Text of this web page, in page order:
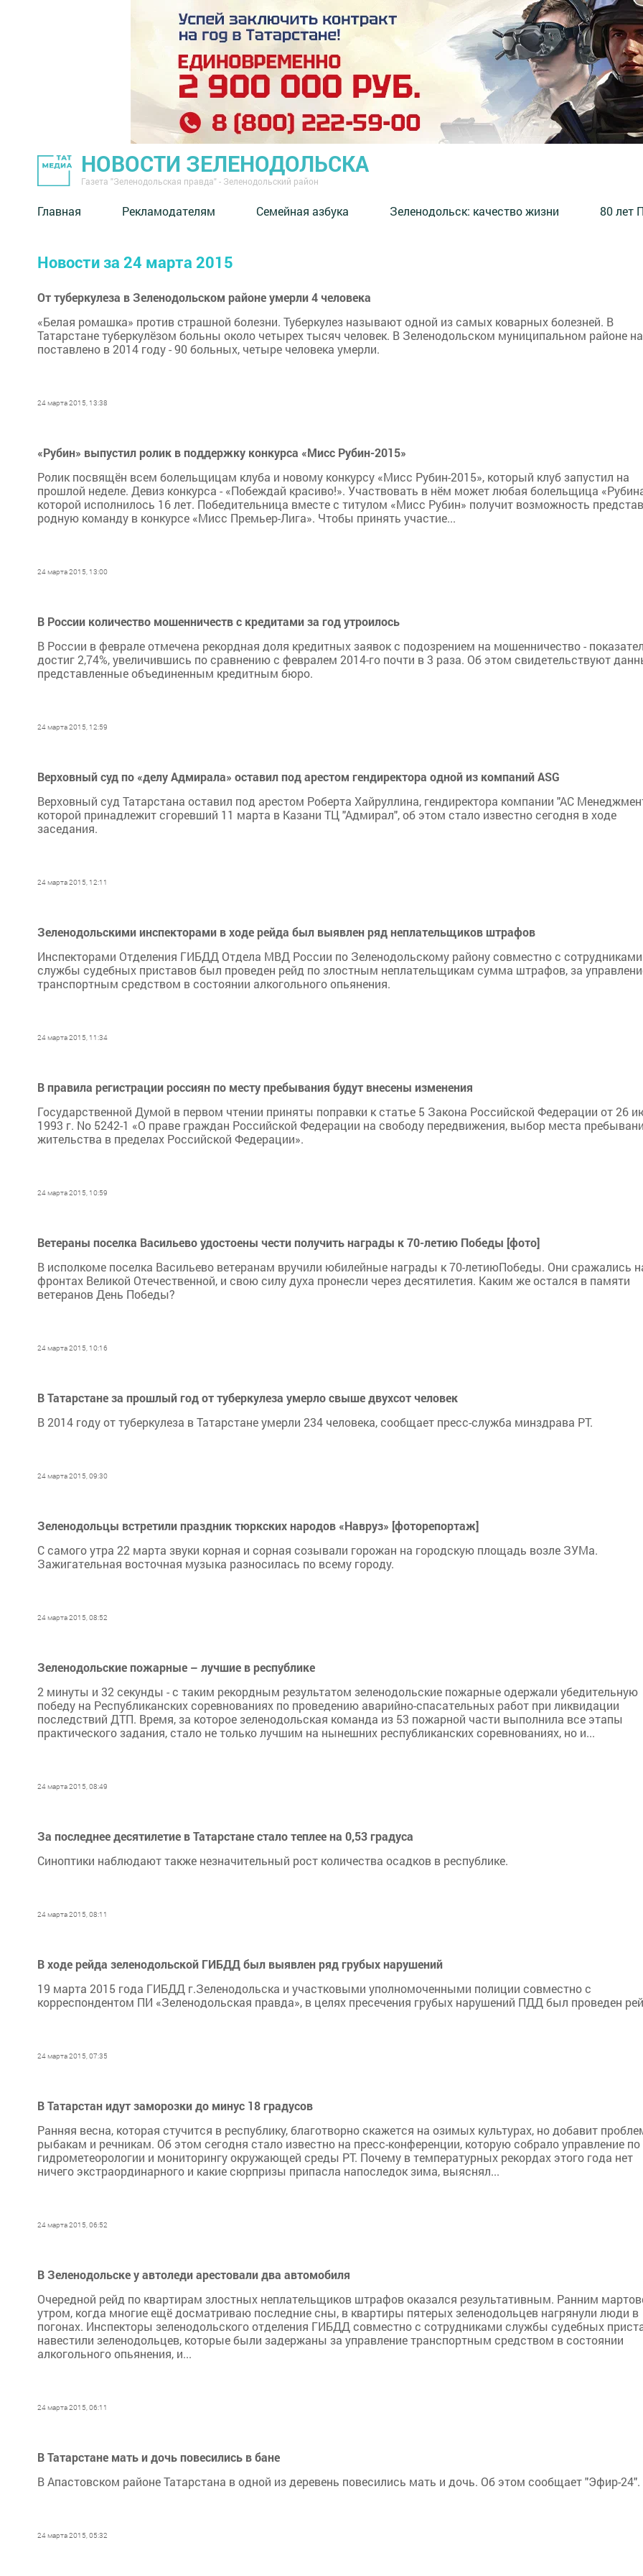
НОВОСТИ ЗЕЛЕНОДОЛЬСКА
Газета "Зеленодольская правда" - Зеленодольский район
Главная Рекламодателям Семейная азбука ⁠Зеленодольск: качество жизни 80 лет
Новости за 24 марта 2015
От туберкулеза в Зеленодольском районе умерли 4 человека
«Белая ромашка» против страшной болезни. Туберкулез называют одной из самых коварных болезней. В
Татарстане туберкулёзом больны около четырех тысяч человек. В Зеленодольском муниципальном районе
поставлено в 2014 году - 90 больных, четыре человека умерли.
24 марта 2015, 13:38
«Рубин» выпустил ролик в поддержку конкурса «Мисс Рубин-2015»
Ролик посвящён всем болельщицам клуба и новому конкурсу «Мисс Рубин-2015», который клуб запустил на
прошлой неделе. Девиз конкурса - «Побеждай красиво!». Участвовать в нём может любая болельщица
которой исполнилось 16 лет. Победительница вместе с титулом «Мисс Рубин» получит возможность
родную команду в конкурсе «Мисс Премьер-Лига». Чтобы принять участие...
24 марта 2015, 13:00
В России количество мошенничеств с кредитами за год утроилось
В России в феврале отмечена рекордная доля кредитных заявок с подозрением на мошенничество -
достиг 2,74%, увеличившись по сравнению с февралем 2014-го почти в 3 раза. Об этом свидетельствуют
представленные объединенным кредитным бюро.
24 марта 2015, 12:59
Верховный суд по «делу Адмирала» оставил под арестом гендиректора одной из компаний ASG
Верховный суд Татарстана оставил под арестом Роберта Хайруллина, гендиректора компании "АС
которой принадлежит сгоревший 11 марта в Казани ТЦ "Адмирал", об этом стало известно сегодня в ходе
заседания.
24 марта 2015, 12:11
Зеленодольскими инспекторами в ходе рейда был выявлен ряд неплательщиков штрафов
Инспекторами Отделения ГИБДД Отдела МВД России по Зеленодольскому району совместно с сотрудниками
службы судебных приставов был проведен рейд по злостным неплательщикам сумма штрафов, за
транспортным средством в состоянии алкогольного опьянения.
24 марта 2015, 11:34
В правила регистрации россиян по месту пребывания будут внесены изменения
Государственной Думой в первом чтении приняты поправки к статье 5 Закона Российской Федерации от 26
1993 г. No 5242-1 «О праве граждан Российской Федерации на свободу передвижения, выбор места
жительства в пределах Российской Федерации».
24 марта 2015, 10:59
Ветераны поселка Васильево удостоены чести получить награды к 70-летию Победы [фото]
В исполкоме поселка Васильево ветеранам вручили юбилейные награды к 70-летиюПобеды. Они сражались
фронтах Великой Отечественной, и свою силу духа пронесли через десятилетия. Каким же остался в памяти
ветеранов День Победы?
24 марта 2015, 10:16
В Татарстане за прошлый год от туберкулеза умерло свыше двухсот человек
В 2014 году от туберкулеза в Татарстане умерли 234 человека, сообщает пресс-служба минздрава РТ.
24 марта 2015, 09:30
Зеленодольцы встретили праздник тюркских народов «Навруз» [фоторепортаж]
С самого утра 22 марта звуки корная и сорная созывали горожан на городскую площадь возле ЗУМа.
Зажигательная восточная музыка разносилась по всему городу.
24 марта 2015, 08:52
Зеленодольские пожарные – лучшие в республике
2 минуты и 32 секунды - с таким рекордным результатом зеленодольские пожарные одержали убедительную
победу на Республиканских соревнованиях по проведению аварийно-спасательных работ при ликвидации
последствий ДТП. Время, за которое зеленодольская команда из 53 пожарной части выполнила все этапы
практического задания, стало не только лучшим на нынешних республиканских соревнованиях, но и...
24 марта 2015, 08:49
За последнее десятилетие в Татарстане стало теплее на 0,53 градуса
Синоптики наблюдают также незначительный рост количества осадков в республике.
24 марта 2015, 08:11
В ходе рейда зеленодольской ГИБДД был выявлен ряд грубых нарушений
19 марта 2015 года ГИБДД г.Зеленодольска и участковыми уполномоченными полиции совместно с
корреспондентом ПИ «Зеленодольская правда», в целях пресечения грубых нарушений ПДД был проведен
24 марта 2015, 07:35
В Татарстан идут заморозки до минус 18 градусов
Ранняя весна, которая стучится в республику, благотворно скажется на озимых культурах, но добавит
рыбакам и речникам. Об этом сегодня стало известно на пресс-конференции, которую собрало управление по
гидрометеорологии и мониторингу окружающей среды РТ. Почему в температурных рекордах этого года нет
ничего экстраординарного и какие сюрпризы припасла напоследок зима, выяснял...
24 марта 2015, 06:52
В Зеленодольске у автоледи арестовали два автомобиля
Очередной рейд по квартирам злостных неплательщиков штрафов оказался результативным. Ранним
утром, когда многие ещё досматриваю последние сны, в квартиры пятерых зеленодольцев нагрянули люди в
погонах. Инспекторы зеленодольского отделения ГИБДД совместно с сотрудниками службы судебных
навестили зеленодольцев, которые были задержаны за управление транспортным средством в состоянии
алкогольного опьянения, и...
24 марта 2015, 06:11
В Татарстане мать и дочь повесились в бане
В Апастовском районе Татарстана в одной из деревень повесились мать и дочь. Об этом сообщает "Эфир-24".
24 марта 2015, 05:32